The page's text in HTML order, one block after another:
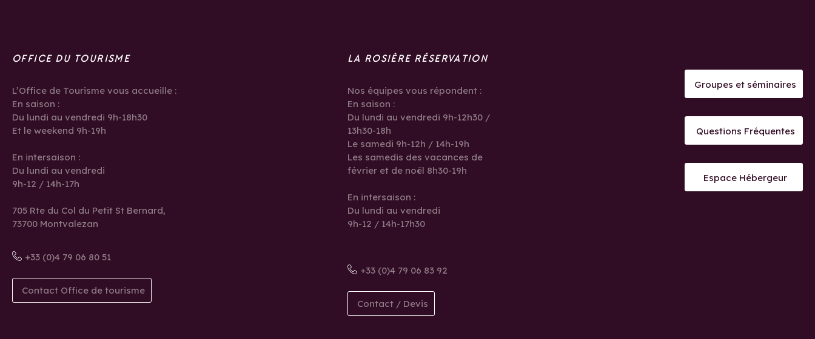
OFFICE DU TOURISME
L’Office de Tourisme vous accueille :
En saison :
Du lundi au vendredi 9h-18h30
Et le weekend 9h-19h
En intersaison :
Du lundi au vendredi
9h-12 / 14h-17h
705 Rte du Col du Petit St Bernard,
73700 Montvalezan
+33 (0)4 79 06 80 51
Contact Office de tourisme
LA ROSIÈRE RÉSERVATION
Nos équipes vous répondent :
En saison :
Du lundi au vendredi 9h-12h30 /
13h30-18h
Le samedi 9h-12h / 14h-19h
Les samedis des vacances de
février et de noël 8h30-19h
En intersaison :
Du lundi au vendredi
9h-12 / 14h-17h30
+33 (0)4 79 06 83 92
Contact / Devis
Groupes et séminaires
Questions Fréquentes
Espace Hébergeur